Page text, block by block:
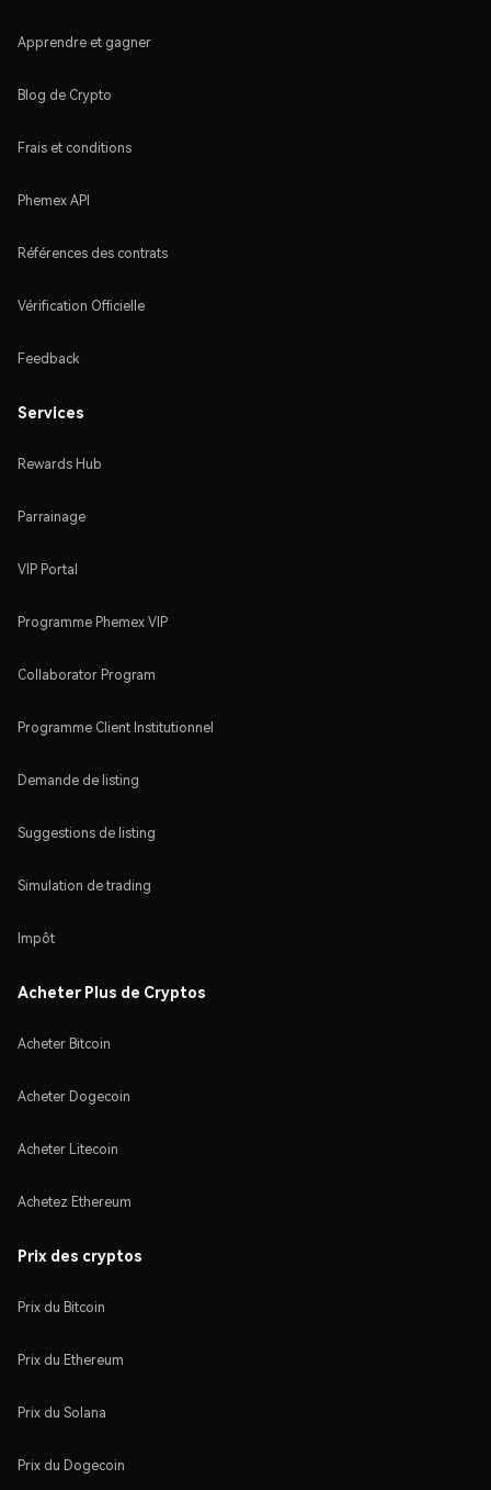
Apprendre et gagner
Blog de Crypto
Frais et conditions
Phemex API
Références des contrats
Vérification Officielle
Feedback
Services
Rewards Hub
Parrainage
VIP Portal
Programme Phemex VIP
Collaborator Program
Programme Client Institutionnel
Demande de listing
Suggestions de listing
Simulation de trading
Impôt
Acheter Plus de Cryptos
Acheter Bitcoin
Acheter Dogecoin
Acheter Litecoin
Achetez Ethereum
Prix des cryptos
Prix du Bitcoin
Prix du Ethereum
Prix du Solana
Prix du Dogecoin